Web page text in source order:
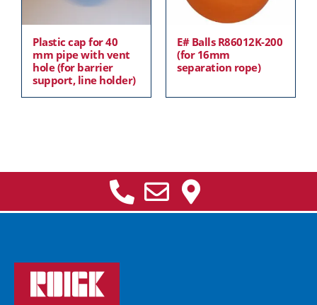
Plastic cap for 40
mm pipe with vent
hole (for barrier
support, line holder)
E# Balls R86012K-200
(for 16mm
separation rope)